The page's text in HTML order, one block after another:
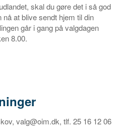
skal du gøre det i så god
at blive sendt hjem til din
går i gang på valgdagen
8.00.
valg@oim.dk, tlf. 25 16 12 06